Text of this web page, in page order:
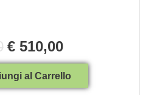
€ 510,00
al Carrello